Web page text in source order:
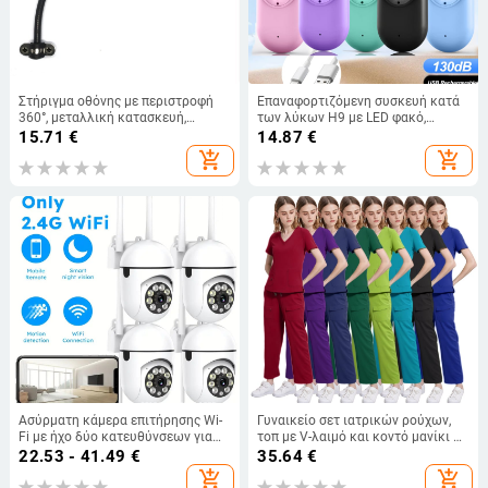
Στήριγμα οθόνης με περιστροφή
360°, μεταλλική κατασκευή,
σωλήνας θερμοσυσκευής,
15.71 €
add_shopping_cart
Επαναφορτιζόμενη συσκευή κατά
των λύκων H9 με LED φακό,
χωρητικότητα ≥ 130
14.87 €
add_shopping_cart
Ασύρματη κάμερα επιτήρησης Wi-
Fi με ήχο δύο κατευθύνσεων για
απομακρυσμένη παρακολούθηση
(εσωτερική υπέρυθρη κάμερα)
22.53 - 41.49 €
add_shopping_cart
Γυναικείο σετ ιατρικών ρούχων,
τοπ με V-λαιμό και κοντό μανίκι +
παντελόνια, απομάκρυνση
υγρασίας, πολυεστέρας-σπαντέξ
35.64€
add_shopping_cart